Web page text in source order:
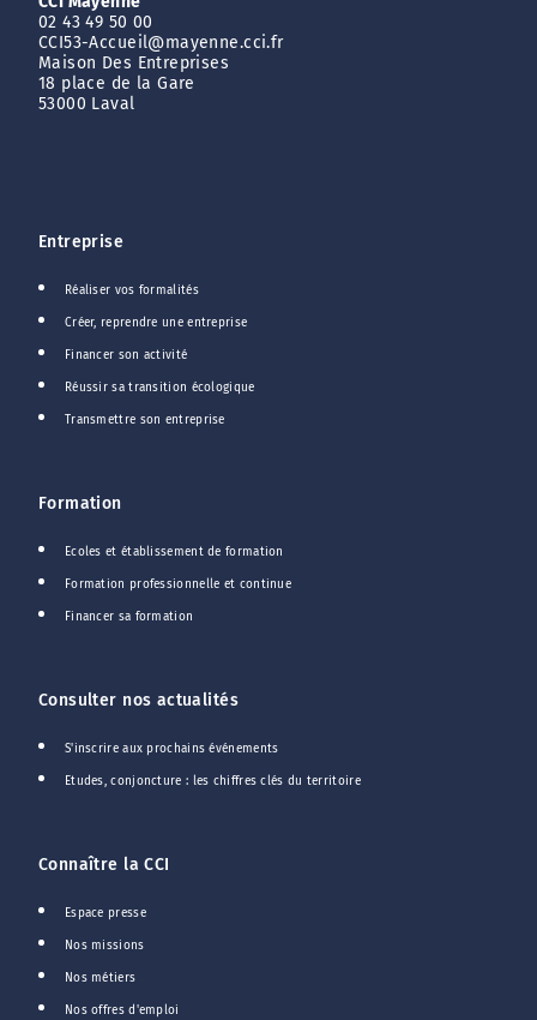
02 43 49 50 00
CCI53-Accueil@mayenne.cci.fr
Maison Des Entreprises
18 place de la Gare
53000 Laval
Entreprise
Réaliser vos formalités
Créer, reprendre une entreprise
Financer son activité
Réussir sa transition écologique
Transmettre son entreprise
Formation
Ecoles et établissement de formation
Formation professionnelle et continue
Financer sa formation
Consulter nos actualités
S'inscrire aux prochains événements
Etudes, conjoncture : les chiffres clés du territoire
Connaître la CCI
Espace presse
Nos missions
Nos métiers
Nos offres d'emploi